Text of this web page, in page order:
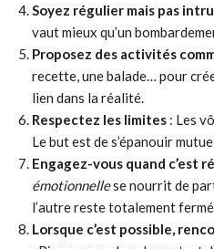
Soyez régulier mais pas
vaut mieux qu’un
Proposez des activités
recette, une balade… pour
lien dans la réalité.
Respectez les limites : Les
Le but est de s’épanouir
Engagez-vous quand c’est
émotionnellese nourrit de
l’autre reste totalement
Lorsque c’est possible,